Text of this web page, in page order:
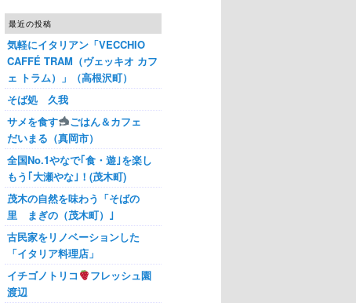
最近の投稿
気軽にイタリアン「VECCHIO
CAFFÉ TRAM（ヴェッキオ カフ
ェ トラム）」（高根沢町）
そば処 久我
サメを食す
ごはん＆カフェ
だいまる（真岡市）
全国No.1やなで｢食・遊｣を楽し
もう｢大瀬やな｣！(茂木町)
茂木の自然を味わう「そばの
里 まぎの（茂木町）｣
古民家をリノベーションした
「イタリア料理店」
イチゴノトリコ
フレッシュ園
渡辺